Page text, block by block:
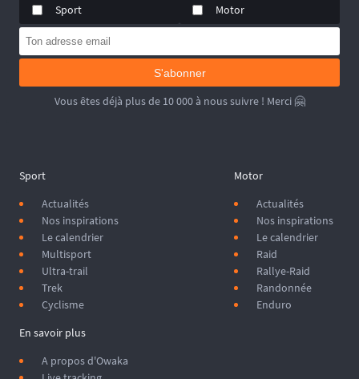
Sport
Motor
S'abonner
Vous êtes déjà plus de 10 000 à nous suivre ! Merci 🤗
Sport
Actualités
Nos inspirations
Le calendrier
Multisport
Ultra-trail
Trek
Cyclisme
Motor
Actualités
Nos inspirations
Le calendrier
Raid
Rallye-Raid
Randonnée
Enduro
En savoir plus
A propos d'Owaka